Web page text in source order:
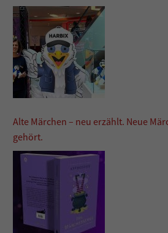
Alte Märchen – neu erzählt. Neue
gehört.